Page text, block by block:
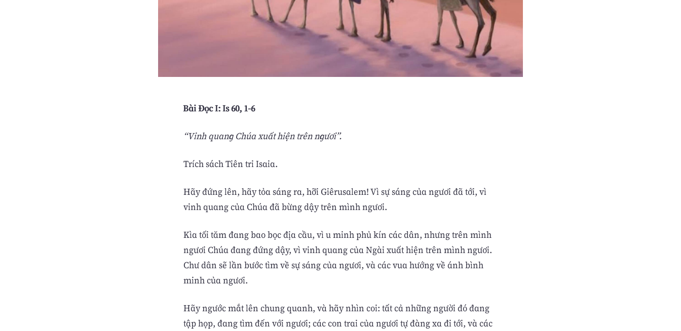
Bài Ðọc I: Is 60, 1-6
“Vinh quang Chúa xuất hiện trên ngươi”.
Trích sách Tiên tri Isaia.
Hãy đứng lên, hãy tỏa sáng ra, hỡi Giêrusalem! Vì sự sáng của ngươi đã tới, vì
vinh quang của Chúa đã bừng dậy trên mình ngươi.
Kìa tối tăm đang bao bọc địa cầu, vì u minh phủ kín các dân, nhưng trên mình
ngươi Chúa đang đứng dậy, vì vinh quang của Ngài xuất hiện trên mình ngươi.
Chư dân sẽ lần bước tìm về sự sáng của ngươi, và các vua hướng về ánh bình
minh của ngươi.
Hãy ngước mắt lên chung quanh, và hãy nhìn coi: tất cả những người đó đang
tập họp, đang tìm đến với ngươi; các con trai của ngươi tự đàng xa đi tới, và các